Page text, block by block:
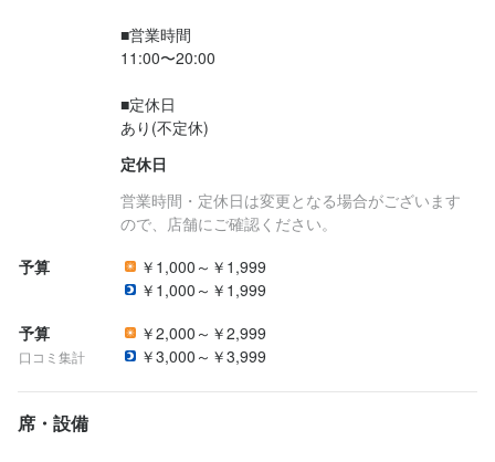
■営業時間
11:00〜20:00
■定休日
あり(不定休)
定休日
営業時間・定休日は変更となる場合がございます
ので、店舗にご確認ください。
予算
￥1,000～￥1,999
￥1,000～￥1,999
予算
口コミ集計
￥2,000～￥2,999
￥3,000～￥3,999
席・設備